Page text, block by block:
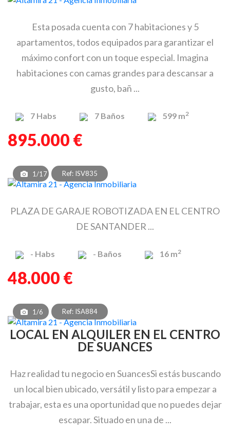
Esta posada cuenta con 7 habitaciones y 5
apartamentos, todos equipados para garantizar el
máximo confort con un toque especial. Imagina
habitaciones con camas grandes para descansar a
gusto, bañ ...
7 Habs 7 Baños 599 m2
895.000 €
1/17 Ref: ISV835
PLAZA DE GARAJE ROBOTIZADA EN EL CENTRO
DE SANTANDER ...
- Habs - Baños 16 m2
48.000 €
1/6 Ref: ISA884
LOCAL EN ALQUILER EN EL CENTRO
DE SUANCES
Haz realidad tu negocio en SuancesSi estás buscando
un local bien ubicado, versátil y listo para empezar a
trabajar, esta es una oportunidad que no puedes dejar
escapar. Situado en una de ...